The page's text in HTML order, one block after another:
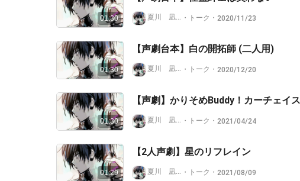
01:30 夏川 凪【低浮上🙇/小説サイトもよろしく☘️】
・ トーク ・ 2020/11/23
01:30
【声劇台本】白の開拓師 (二人用)
夏川 凪【低浮上🙇/小説サイトもよろしく☘️】
・ トーク ・ 2020/12/20
01:30
【声劇】かりそめBuddy！カーチェイ
夏川 凪【低浮上🙇/小説サイトもよろしく☘️】
・ トーク ・ 2021/04/24
01:29
【2人声劇】星のリフレイン
夏川 凪【低浮上🙇/小説サイトもよろしく☘️】
・ トーク ・ 2021/08/09